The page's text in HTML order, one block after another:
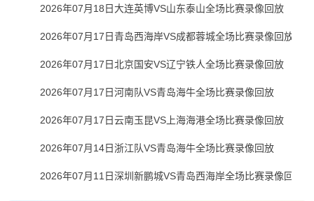
2026年07月18日大连英博VS山东泰山全场比赛录像回放
2026年07月17日青岛西海岸VS成都蓉城全场比赛录像回放
2026年07月17日北京国安VS辽宁铁人全场比赛录像回放
2026年07月17日河南队VS青岛海牛全场比赛录像回放
2026年07月17日云南玉昆VS上海海港全场比赛录像回放
2026年07月14日浙江队VS青岛海牛全场比赛录像回放
2026年07月11日深圳新鹏城VS青岛西海岸全场比赛录像回放